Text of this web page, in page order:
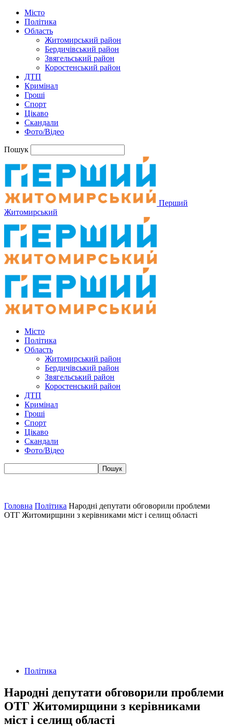
Місто
Політика
Область
Житомирський район
Бердичівський район
Звягельський район
Коростенський район
ДТП
Кримінал
Гроші
Спорт
Цікаво
Скандали
Фото/Відео
Пошук
Перший
Житомирський
Місто
Політика
Область
Житомирський район
Бердичівський район
Звягельський район
Коростенський район
ДТП
Кримінал
Гроші
Спорт
Цікаво
Скандали
Фото/Відео
Головна Політика Народні депутати обговорили проблеми
ОТГ Житомирщини з керівниками міст і селищ області
Політика
Народні депутати обговорили проблеми
ОТГ Житомирщини з керівниками
міст і селищ області